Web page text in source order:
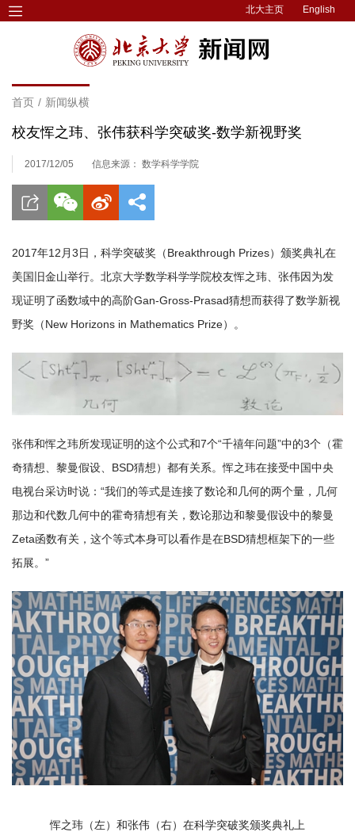
北大主页 English
首页 / 新闻纵横
校友恽之玮、张伟获科学突破奖-数学新视野奖
2017/12/05 信息来源： 数学科学学院
2017年12月3日，科学突破奖（Breakthrough Prizes）颁奖典礼在
美国旧金山举行。北京大学数学科学学院校友恽之玮、张伟因为发
现证明了函数域中的高阶Gan-Gross-Prasad猜想而获得了数学新视
野奖（New Horizons in Mathematics Prize）。
张伟和恽之玮所发现证明的这个公式和7个“千禧年问题”中的3个（霍
奇猜想、黎曼假设、BSD猜想）都有关系。恽之玮在接受中国中央
电视台采访时说：“我们的等式是连接了数论和几何的两个量，几何
那边和代数几何中的霍奇猜想有关，数论那边和黎曼假设中的黎曼
Zeta函数有关，这个等式本身可以看作是在BSD猜想框架下的一些
拓展。”
恽之玮（左）和张伟（右）在科学突破奖颁奖典礼上